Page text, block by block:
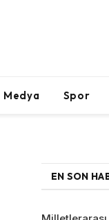
Medya Spor
EN SON